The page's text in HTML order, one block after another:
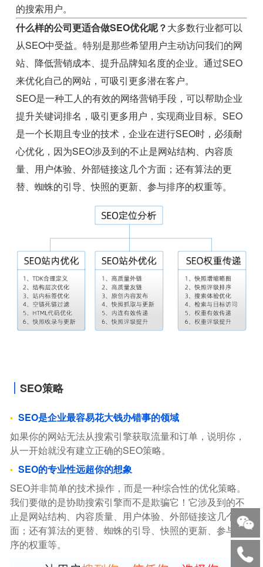
的搜索用户。
什么样的公司更适合做SEO优化呢？大多数行业都可以
从SEO中受益。特别是那些希望用户主动访问我们的网
站、降低营销成本、提升品牌知名度的企业。通过SEO
来优化自己的网站，可吸引更多潜在客户。
SEO是一种工人的有效的网络营销手段，可以帮助企业
提升关键词排名，吸引更多用户，实现商业目标。SEO
是一个长期且专业的技术，企业在进行SEO时，必须耐
心优化，因为SEO涉及到的不止是网站结构、内容质
量、用户体验、外部链接这几个方面；还有算法的更
替、蜘蛛的引导、快照的更新、参与排序的权重等。
SEO策略
SEO是企业最容易花大钱办错事的领域
如果你的网站无法从搜索引擎获取流量和订单，说明你，
从一开始就没有建立正确的SEO策略。
SEO的专业性远超你的想象
SEO并非简单的技术操作，而是一种综合性的优化策略。
我们要做的是协助搜索引擎而不是欺骗它！它涉及到的不
止是网站结构、内容质量、用户体验、外部链接这几个方
面；还有算法的更替、蜘蛛的引导、快照的更新、参与排
序的权重等。